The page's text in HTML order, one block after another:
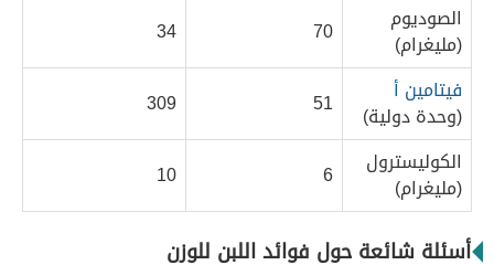
الصوديوم
(مليغرام) 70
34
فيتامين أ
(وحدة دولية) 51
309
الكوليسترول
(مليغرام) 6
10
أسئلة شائعة حول فوائد اللبن للوزن